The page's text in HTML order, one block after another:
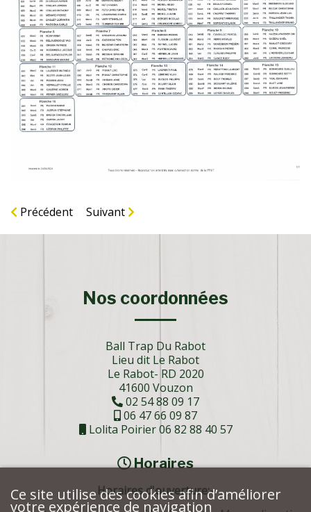
Précédent Suivant
Nos coordonnées
Ball Trap Du Rabot
Lieu dit Le Rabot
Le Rabot- RD 2020
41600 Vouzon
02 54 88 09 17
06 47 66 09 87
Lolita Poirier 06 82 88 40 57
Horaires
Horaires d'ouverture:-
Ce site utilise des cookies afin d’améliorer
votre expérience de navigation